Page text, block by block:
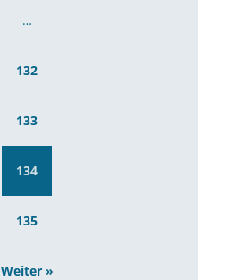
…
132
133
134
135
Weiter »